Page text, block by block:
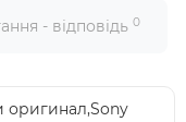
- відповідь 0
оригинал,Sony